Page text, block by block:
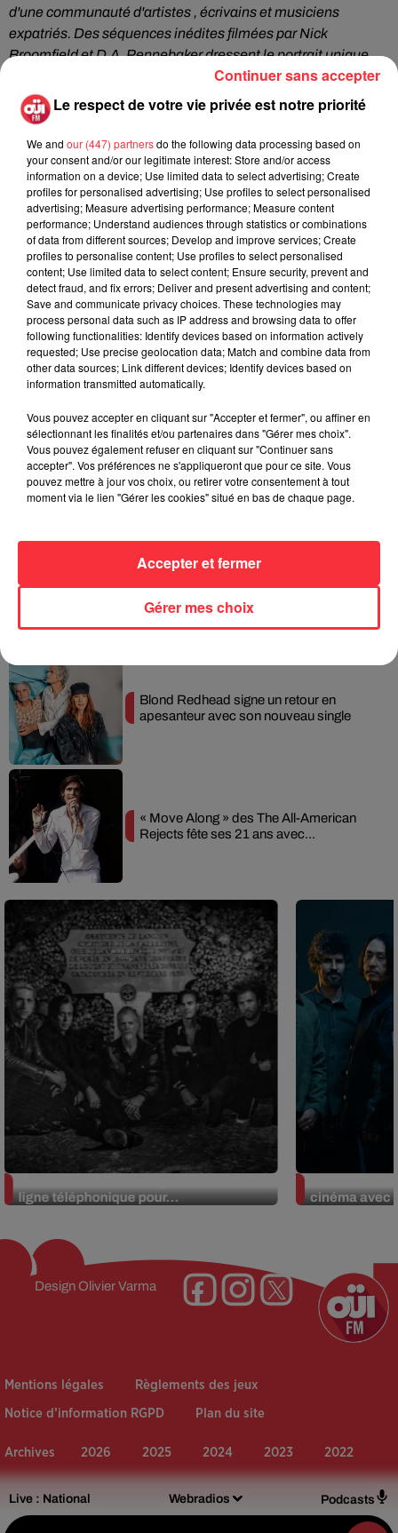
Live : National Webradios Podcasts
d'une communauté d'artistes , écrivains et musiciens
expatriés. Des séquences inédites filmées par Nick
Broomfield et D.A. Pennebaker dressent le portrait unique
d'une relation bohème et idyllique dans les années 60. Cette
période a laissé une empreinte durable sur Marianne et
Leonard, dont l'amitié a duré 50 ans, avant leurs décès en
2016. Rien n'a été précisé concernant une éventuelle sortie
française deMarianne & Leonard: Words of Love.
Fil actus
Queens of the Stone Age lance une ligne
téléphonique pour...
Linkin Park annonce son arrivée au
cinéma avec « Unshatter »
Blond Redhead signe un retour en
apesanteur avec son nouveau single
« Move Along » des The All-American
Rejects fête ses 21 ans avec...
ligne téléphonique pour...
cinéma avec
Design Olivier Varma
Mentions légales Règlements des jeux
Notice d’information RGPD Plan du site
Archives 2026 2025 2024 2023 2022
Le respect de votre vie privée est notre priorité
We and our (447) partnersdo the following data processing based on
your consent and/or our legitimate interest: Store and/or access
information on a device; Use limited data to select advertising; Create
profiles for personalised advertising; Use profiles to select personalised
advertising; Measure advertising performance; Measure content
performance; Understand audiences through statistics or combinations
of data from different sources; Develop and improve services; Create
profiles to personalise content; Use profiles to select personalised
content; Use limited data to select content; Ensure security, prevent and
detect fraud, and fix errors; Deliver and present advertising and content;
Save and communicate privacy choices. These technologies may
process personal data such as IP address and browsing data to offer
following functionalities: Identify devices based on information actively
requested; Use precise geolocation data; Match and combine data from
other data sources; Link different devices; Identify devices based on
information transmitted automatically.
Vous pouvez accepter en cliquant sur "Accepter et fermer", ou affiner en
sélectionnant les finalités et/ou partenaires dans "Gérer mes choix".
Vous pouvez également refuser en cliquant sur "Continuer sans
accepter". Vos préférences ne s'appliqueront que pour ce site. Vous
pouvez mettre à jour vos choix, ou retirer votre consentement à tout
moment via le lien "Gérer les cookies" situé en bas de chaque page.
Gérer mes choix
Accepter et fermer
Continuer sans accepter